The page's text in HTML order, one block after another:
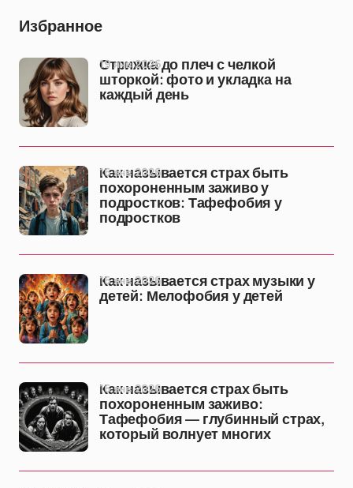
Избранное
Стрижка до плеч с челкой
шторкой: фото и укладка на
каждый день
19 янв 2026
Как называется страх быть
похороненным заживо у
подростков: Тафефобия у
подростков
16 янв 2026
Как называется страх музыки у
детей: Мелофобия у детей
16 янв 2026
Как называется страх быть
похороненным заживо:
Тафефобия — глубинный страх,
который волнует многих
16 янв 2026